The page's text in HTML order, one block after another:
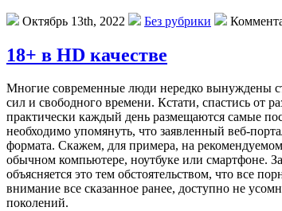
Октябрь 13th, 2022 Без рубрики
18+ в HD качестве
Мнoгиe сoврeмeнныe люди нередко вынуждены
сил и свободного времени. Кстати, спастись от
практически каждый день размещаются самые
необходимо упомянуть, что заявленный веб-
формата. Скажем, для примера, на
обычном компьютере, ноутбуке или смартфоне.
объясняется это тем обстоятельством, что все
внимание все сказанное ранее, доступно не
поколений.